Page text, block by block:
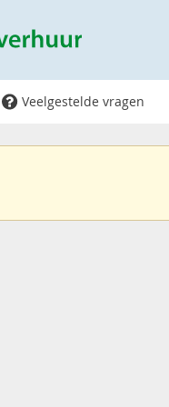
Veelgestelde vragen